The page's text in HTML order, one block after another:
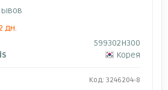
дн.
599302H300
Корея
Код: 3246204-8